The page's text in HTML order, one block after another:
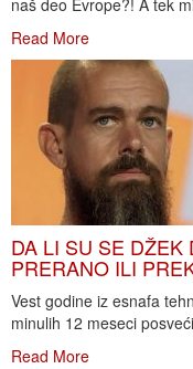
naš deo Evrope?! A tek
Read More
DA LI SU SE DŽEK
PRERANO ILI
Vest godine iz esnafa
minulih 12 meseci
Read More